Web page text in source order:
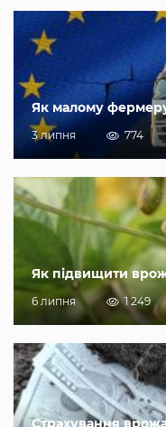
Як малому
3 липня 774
Як підвищити
6 липня 1 249
Страхування